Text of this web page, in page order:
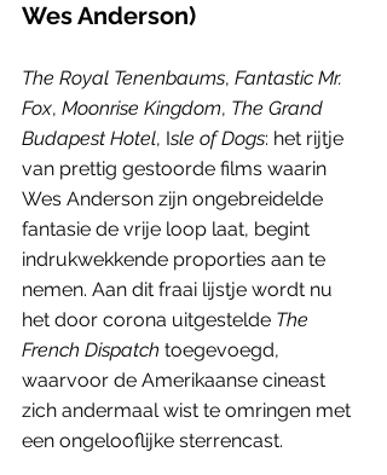
Wes Anderson)
The Royal Tenenbaums, Fantastic Mr.
Fox, Moonrise Kingdom, The Grand
Budapest Hotel, Isle of Dogs: het rijtje
van prettig gestoorde films waarin
Wes Anderson zijn ongebreidelde
fantasie de vrije loop laat, begint
indrukwekkende proporties aan te
nemen. Aan dit fraai lijstje wordt nu
het door corona uitgestelde The
French Dispatch toegevoegd,
waarvoor de Amerikaanse cineast
zich andermaal wist te omringen met
een ongelooflijke sterrencast.